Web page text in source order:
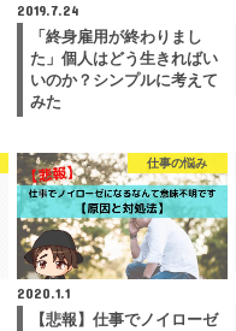
2019.7.24
「終身雇用が終わりまし
た」個人はどう生きればい
いのか？シンプルに考えて
みた
仕事の悩み
2020.1.1
【悲報】仕事でノイローゼ